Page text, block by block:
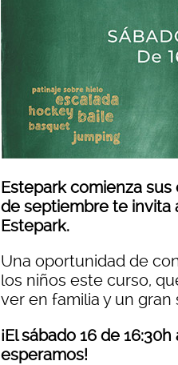
Estepark comienza sus
de septiembre te invita
Estepark.
Una oportunidad de
los niños este curso,
ver en familia y un gran
¡El sábado 16 de
esperamos!